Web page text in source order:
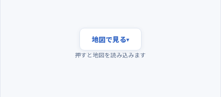
です。日中でいちばん車が少ないのは朝の早い時間帯なので、そ
こを狙うと信号待ちも短く、後ろから急かされる感覚がありませ
地図で見る▾
押すと地図を読み込みます